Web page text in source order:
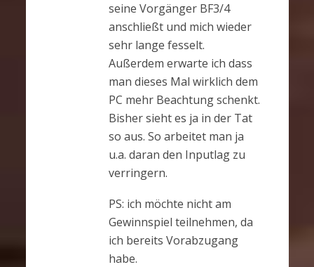
seine Vorgänger BF3/4
anschließt und mich wieder
sehr lange fesselt.
Außerdem erwarte ich dass
man dieses Mal wirklich dem
PC mehr Beachtung schenkt.
Bisher sieht es ja in der Tat
so aus. So arbeitet man ja
u.a. daran den Inputlag zu
verringern.
PS: ich möchte nicht am
Gewinnspiel teilnehmen, da
ich bereits Vorabzugang
habe.